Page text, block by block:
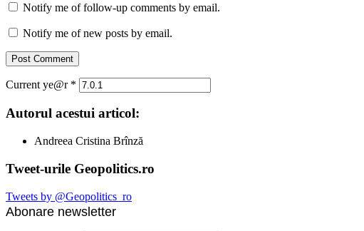
Notify me of follow-up comments by email.
Notify me of new posts by email.
Current ye@r *
Autorul acestui articol:
Andreea Cristina Brînză
Tweet-urile Geopolitics.ro
Tweets by @Geopolitics_ro
Abonare newsletter